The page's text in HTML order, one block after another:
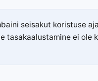
seisakut koristuse
tasakaalustamine ei ole